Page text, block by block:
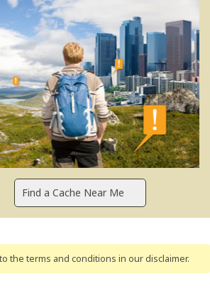
the terms and conditions in our disclaimer.